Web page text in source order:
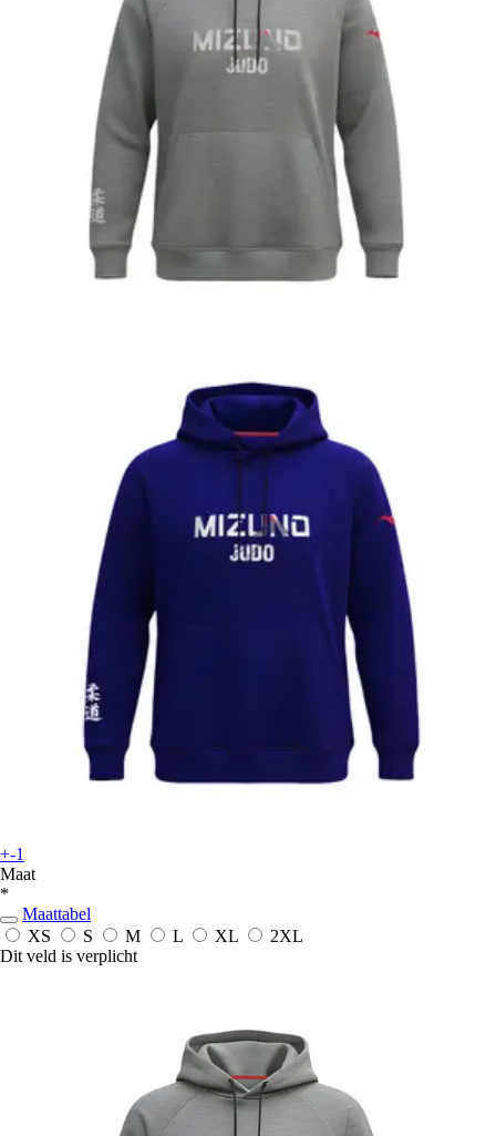
+-1
Maat
*
Maattabel
XS
S M L XL
2XL
Dit veld is verplicht